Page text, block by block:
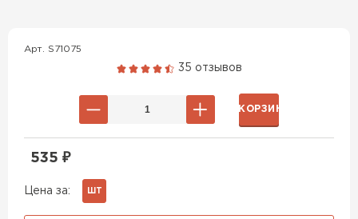
Арт. S71075
35 отзывов
Цена за: ШТ
535 ₽
В КОРЗИНУ